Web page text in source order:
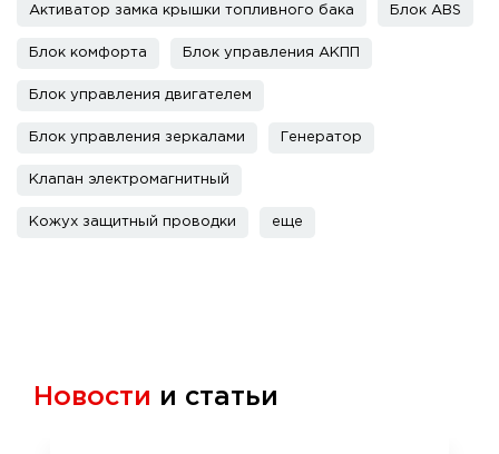
Активатор замка крышки топливного бака Блок ABS
Блок комфорта Блок управления АКПП
Блок управления двигателем
Блок управления зеркалами Генератор
Клапан электромагнитный
Кожух защитный проводки еще
Новости и статьи